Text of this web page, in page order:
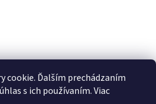
cookie. Ďalším prechádzaním
s ich používaním. Viac
0KS / €0